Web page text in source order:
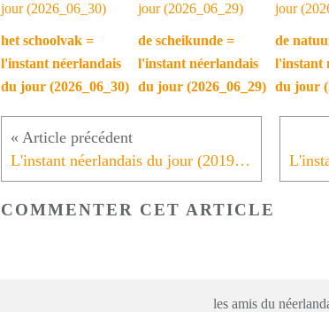
het schoolvak =
l'instant néerlandais
du jour (2026_06_30)
de scheikunde =
l'instant néerlandais
du jour (2026_06_29)
de
l'instant
du jour
L'instant néerlandais du jour (2019_09_11): Ons erfdeel
COMMENTER CET ARTICLE
les amis du